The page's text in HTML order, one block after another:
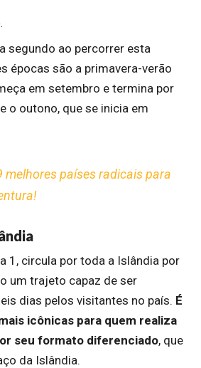
segundo ao percorrer esta
épocas são a primavera-verão
em setembro e termina por
o outono, que se inicia em
melhores países radicais para
1, circula por toda a Islândia por
um trajeto capaz de ser
dias pelos visitantes no país. É
icônicas para quem realiza
seu formato diferenciado, que
da Islândia.